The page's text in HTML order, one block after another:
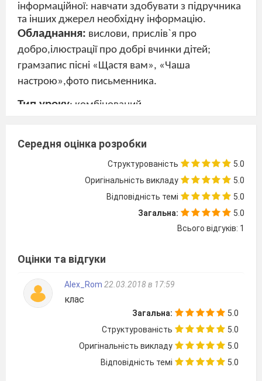
інформаційної: навчати здобувати з підручника
та інших джерел необхідну інформацію.
Обладнання: вислови, прислів`я про
добро,ілюстрації про добрі вчинки дітей;
грамзапис пісні «Щастя вам», «Чаша
настрою»,фото письменника.
Тип уроку: комбінований.
Хід уроку
момент. Емоційне
налаштування
Я всміхаюсь дощику:
Лийся, мов з відра!
Друзям усміхаюся,
Середня оцінка розробки
Структурованість
5.0
Оригінальність викладу
5.0
Відповідність темі
5.0
Загальна:
5.0
Всього відгуків: 1
Оцінки та відгуки
Alex_Rom 22.03.2018 в 17:59
клас
Загальна:
5.0
Структурованість
5.0
Оригінальність викладу
5.0
Відповідність темі
5.0